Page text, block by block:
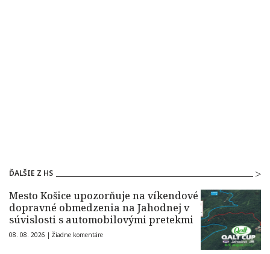
ĎALŠIE Z HS
Mesto Košice upozorňuje na víkendové
dopravné obmedzenia na Jahodnej v
súvislosti s automobilovými pretekmi
08. 08. 2026 | Žiadne komentáre